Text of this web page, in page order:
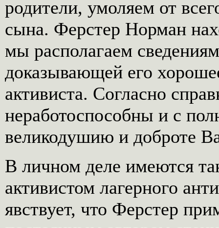
родители, умоляем от
сына. Ферстер Норман
мы располагаем
доказывающей его
активиста. Согласно
неработоспособны и с
великодушию и доброте
В личном деле имеются
активистом лагерного
явствует, что Ферстер